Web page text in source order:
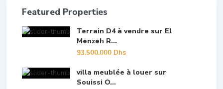
Featured Properties
Terrain D4 à vendre sur El
Menzeh R...
93.500.000 Dhs
villa meublée à louer sur
Souissi O...